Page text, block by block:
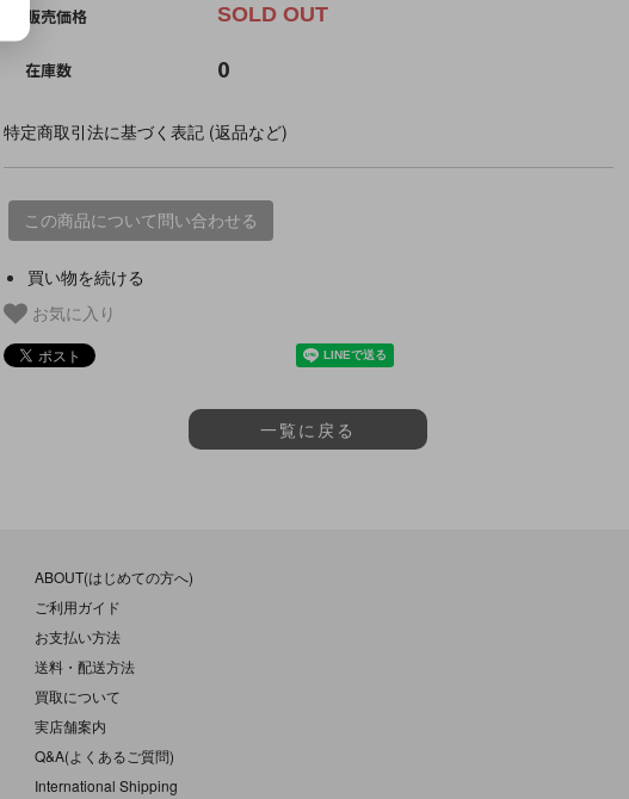
販売価格 SOLD OUT
在庫数 0
特定商取引法に基づく表記 (返品など)
この商品について問い合わせる
買い物を続ける
お気に入り
一覧に戻る
ABOUT(はじめての方へ)
ご利用ガイド
お支払い方法
送料・配送方法
買取について
実店舗案内
Q&A(よくあるご質問)
International Shipping